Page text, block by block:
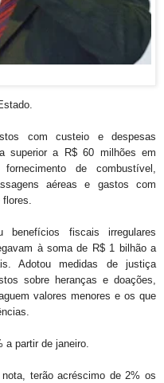
com custeio e despesas
superior a R$ 60 milhões em
de combustível,
aéreas e gastos com
fiscais irregulares
à soma de R$ 1 bilhão a
Adotou medidas de justiça
sobre heranças e doações,
valores menores e os que
partir de janeiro.
terão acréscimo de 2% os